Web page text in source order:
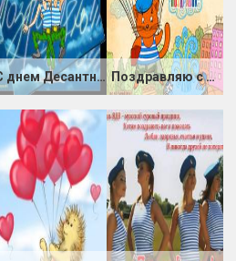
С днем Десантника Поздравляю с днем ВДВ